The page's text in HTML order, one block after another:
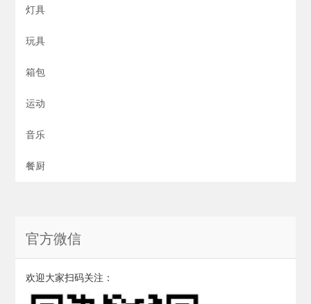
灯具
玩具
箱包
运动
音乐
餐厨
官方微信
欢迎大家扫码关注：